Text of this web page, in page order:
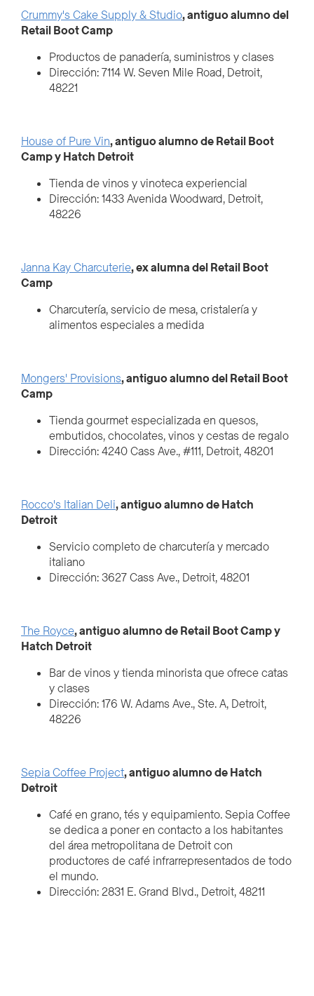
Crummy's Cake Supply & Studio, antiguo alumno del
Retail Boot Camp
Productos de panadería, suministros y clases
Dirección: 7114 W. Seven Mile Road, Detroit,
48221
House of Pure Vin, antiguo alumno de Retail Boot
Camp y Hatch Detroit
Tienda de vinos y vinoteca experiencial
Dirección: 1433 Avenida Woodward, Detroit,
48226
Janna Kay Charcuterie, ex alumna del Retail Boot
Camp
Charcutería, servicio de mesa, cristalería y
alimentos especiales a medida
Mongers' Provisions, antiguo alumno del Retail Boot
Camp
Tienda gourmet especializada en quesos,
embutidos, chocolates, vinos y cestas de regalo
Dirección: 4240 Cass Ave., #111, Detroit, 48201
Rocco's Italian Deli, antiguo alumno de Hatch
Detroit
Servicio completo de charcutería y mercado
italiano
Dirección: 3627 Cass Ave., Detroit, 48201
The Royce, antiguo alumno de Retail Boot Camp y
Hatch Detroit
Bar de vinos y tienda minorista que ofrece catas
y clases
Dirección: 176 W. Adams Ave., Ste. A, Detroit,
48226
Sepia Coffee Project, antiguo alumno de Hatch
Detroit
Café en grano, tés y equipamiento. Sepia Coffee
se dedica a poner en contacto a los habitantes
del área metropolitana de Detroit con
productores de café infrarrepresentados de todo
el mundo.
Dirección: 2831 E. Grand Blvd., Detroit, 48211